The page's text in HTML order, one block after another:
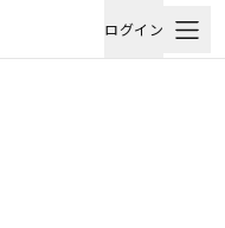
ログイン